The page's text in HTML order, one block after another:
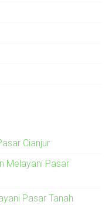
Cianjur
Melayani Pasar
Pasar Tanah